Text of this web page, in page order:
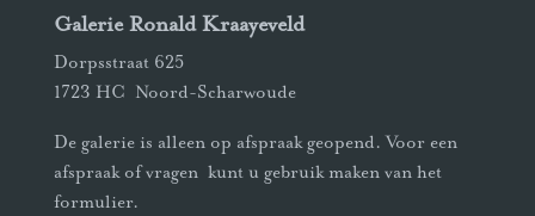
Galerie Ronald Kraayeveld
Dorpsstraat 625
1723 HC Noord-Scharwoude
De galerie is alleen op afspraak geopend. Voor een
afspraak of vragen kunt u gebruik maken van het
formulier.